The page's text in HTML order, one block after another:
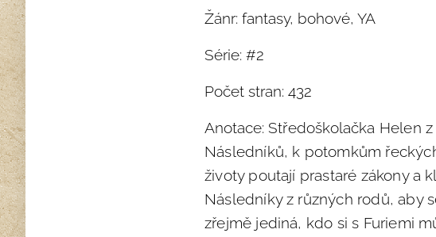
Žánr: fantasy, bohové, YA
Série: #2
Počet stran: 432
Anotace: Středoškolačka Helen
Následníků, k potomkům
životy poutají prastaré zákony a
Následníky z různých rodů, aby
zřejmě jediná, kdo si s Furiemi